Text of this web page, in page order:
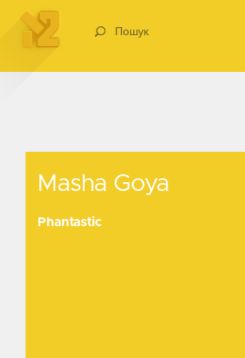
Пошук
Masha Goya
Phantastic